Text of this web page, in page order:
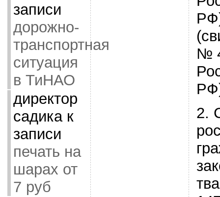
записи
дорожно-
транспортная
ситуация
в ТиНАО
директор
садикак
записи
печать на
шарах от
7 руб
№
2.